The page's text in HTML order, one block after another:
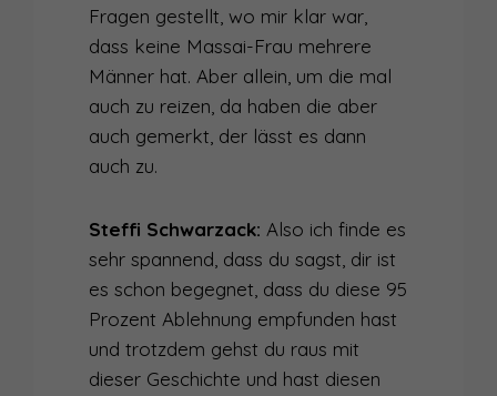
Fragen gestellt, wo mir klar war,
dass keine Massai-Frau mehrere
Männer hat. Aber allein, um die mal
auch zu reizen, da haben die aber
auch gemerkt, der lässt es dann
auch zu.
Steffi Schwarzack: Also ich finde es
sehr spannend, dass du sagst, dir ist
es schon begegnet, dass du diese 95
Prozent Ablehnung empfunden hast
und trotzdem gehst du raus mit
dieser Geschichte und hast diesen